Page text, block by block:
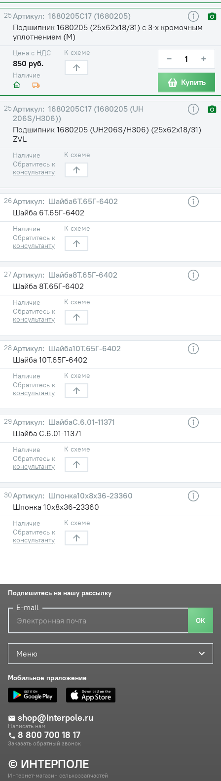
25
1680205С17 (1680205)
Подшипник 1680205 (25х62х18/31) с 3-х кромочным
уплотнением (М)
Наличие
Цена с НДС
850 руб.
К схеме − +
Купить
25
1680205С17 (1680205 (UH
206S/H306))
Подшипник 1680205 (UH206S/H306) (25х62х18/31)
ZVL
Наличие
Обратитесь к
консультанту
К схеме
26
Шайба6Т.65Г-6402
Шайба 6Т.65Г-6402
Наличие
Обратитесь к
консультанту
К схеме
27
Шайба8Т.65Г-6402
Шайба 8Т.65Г-6402
Наличие
Обратитесь к
консультанту
К схеме
28
Шайба10Т.65Г-6402
Шайба 10Т.65Г-6402
Наличие
Обратитесь к
консультанту
К схеме
29
ШайбаС.6.01-11371
Шайба С.6.01-11371
Наличие
Обратитесь к
консультанту
К схеме
30
Шпонка10х8х36-23360
Шпонка 10х8х36-23360
Наличие
Обратитесь к
консультанту
К схеме
© ИНТЕРПОЛЕ
Интернет-магазин сельхоззапчастей
Меню
Мобильное приложение
shop@interpole.ru
Написать нам
8 800 700 18 17
Заказать обратный звонок
Подпишитесь на нашу рассылку
E-mail
ОК